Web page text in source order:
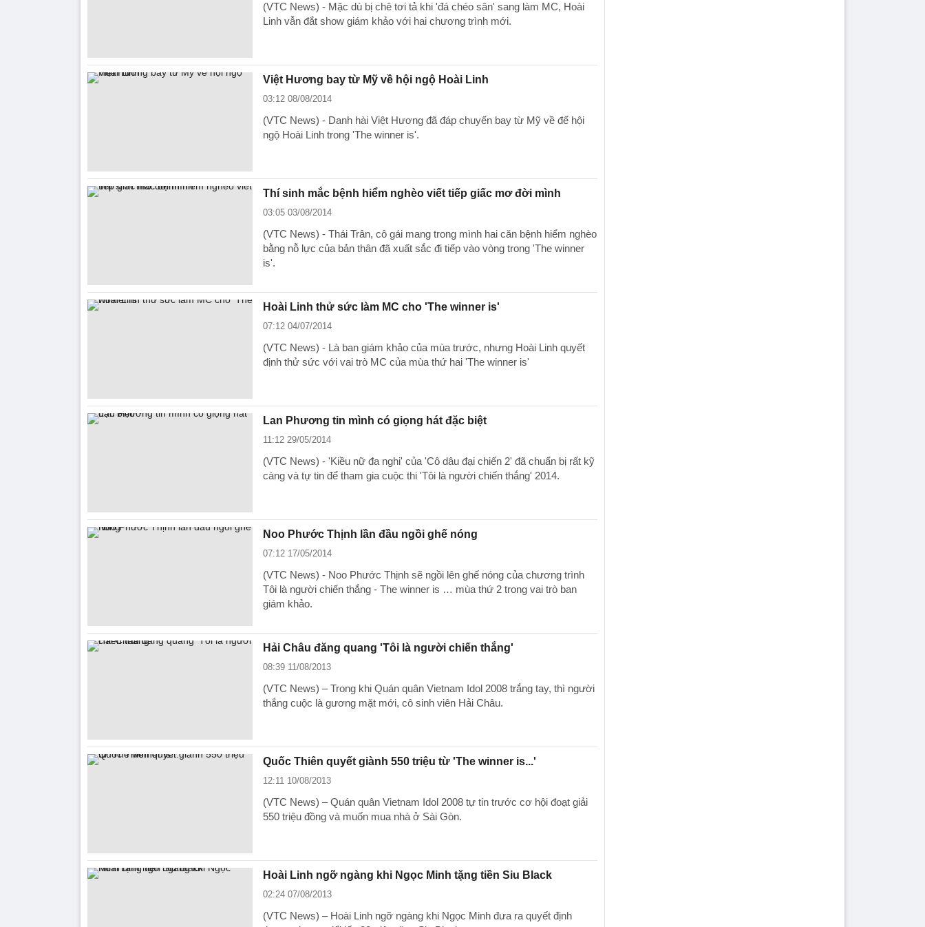
(VTC News) - Mặc dù bị chê tơi tả khi 'đá chéo sân' sang làm MC, Hoài
Linh vẫn đắt show giám khảo với hai chương trình mới.
Việt Hương bay từ Mỹ về hội ngộ Hoài Linh
03:12 08/08/2014
(VTC News) - Danh hài Việt Hương đã đáp chuyến bay từ Mỹ về để hội
ngộ Hoài Linh trong 'The winner is'.
Thí sinh mắc bệnh hiểm nghèo viết tiếp giấc mơ đời mình
03:05 03/08/2014
(VTC News) - Thái Trân, cô gái mang trong mình hai căn bệnh hiểm nghèo
bằng nỗ lực của bản thân đã xuất sắc đi tiếp vào vòng trong 'The winner
is'.
Hoài Linh thử sức làm MC cho 'The winner is'
07:12 04/07/2014
(VTC News) - Là ban giám khảo của mùa trước, nhưng Hoài Linh quyết
định thử sức với vai trò MC của mùa thứ hai 'The winner is'
Lan Phương tin mình có giọng hát đặc biệt
11:12 29/05/2014
(VTC News) - 'Kiều nữ đa nghi' của 'Cô dâu đại chiến 2' đã chuẩn bị rất kỹ
càng và tự tin để tham gia cuộc thi 'Tôi là người chiến thắng' 2014.
Noo Phước Thịnh lần đầu ngồi ghế nóng
07:12 17/05/2014
(VTC News) - Noo Phước Thịnh sẽ ngồi lên ghế nóng của chương trình
Tôi là người chiến thắng - The winner is … mùa thứ 2 trong vai trò ban
giám khảo.
Hải Châu đăng quang 'Tôi là người chiến thắng'
08:39 11/08/2013
(VTC News) – Trong khi Quán quân Vietnam Idol 2008 trắng tay, thì người
thắng cuộc là gương mặt mới, cô sinh viên Hải Châu.
Quốc Thiên quyết giành 550 triệu từ 'The winner is...'
12:11 10/08/2013
(VTC News) – Quán quân Vietnam Idol 2008 tự tin trước cơ hội đoạt giải
550 triệu đồng và muốn mua nhà ở Sài Gòn.
Hoài Linh ngỡ ngàng khi Ngọc Minh tặng tiền Siu Black
02:24 07/08/2013
(VTC News) – Hoài Linh ngỡ ngàng khi Ngọc Minh đưa ra quyết định